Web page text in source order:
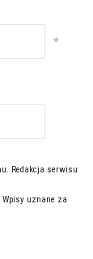
*
. Redakcja serwisu
uznane za